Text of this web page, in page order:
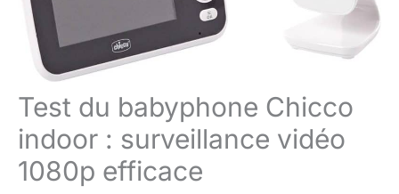
Test du babyphone Chicco
indoor : surveillance vidéo
1080p efficace